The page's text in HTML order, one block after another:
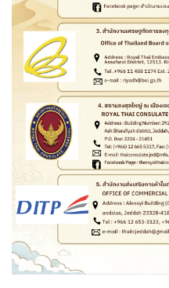
บ
ริ
ก
ร
ก
ร
ะ
ท
ว
ง